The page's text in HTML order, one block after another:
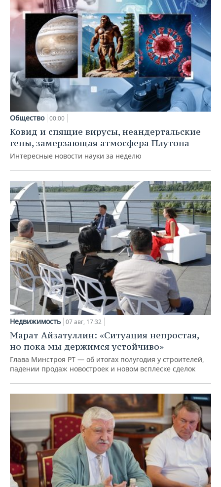
Общество 00:00
Ковид и спящие вирусы, неандертальские
гены, замерзающая атмосфера Плутона
Интересные новости науки за неделю
Недвижимость 07 авг, 17:32
Марат Айзатуллин: «Ситуация непростая,
но пока мы держимся устойчиво»
Глава Минстроя РТ — об итогах полугодия у строителей,
падении продаж новостроек и новом всплеске сделок